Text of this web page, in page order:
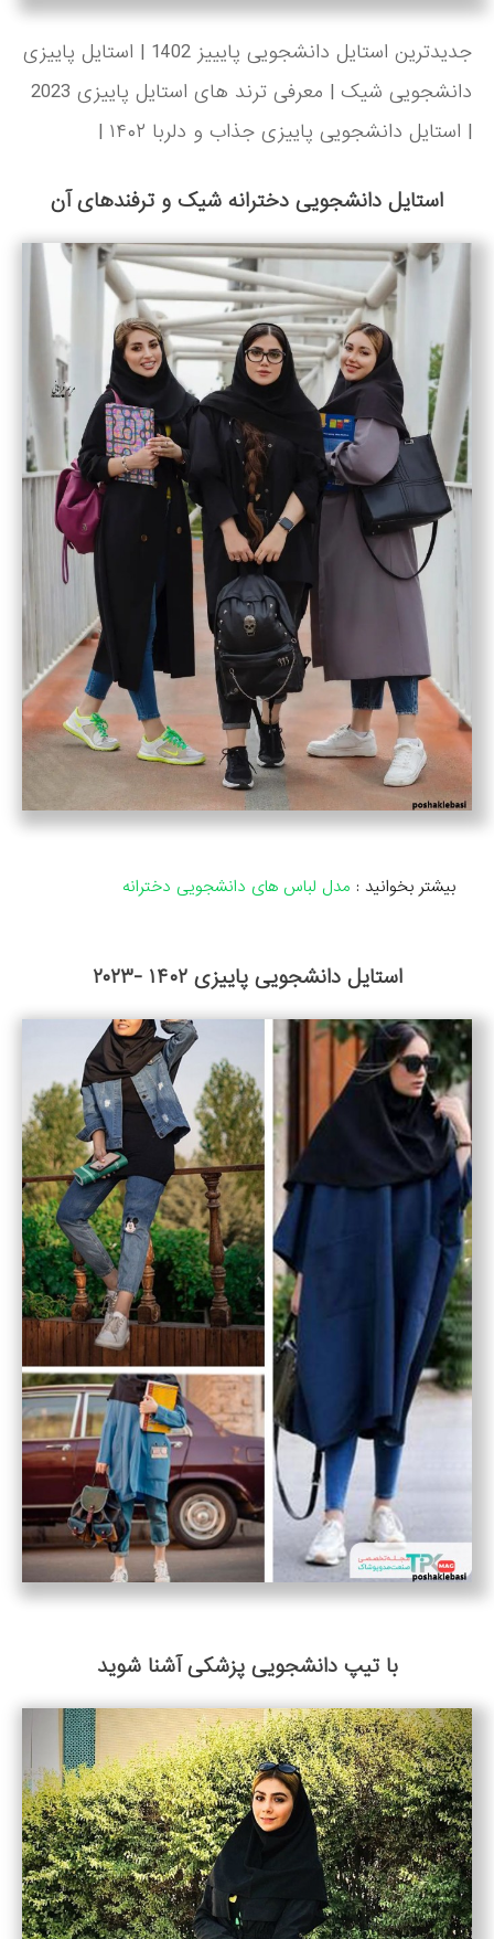
جدیدترین استایل دانشجویی پایییز 1402 | استایل پاییزی
دانشجویی شیک | معرفی ترند های استایل پاییزی 2023
| استایل دانشجویی پاییزی جذاب و دلربا ۱۴۰۲ |
استایل دانشجویی دخترانه شیک و ترفندهای آن
بیشتر بخوانید : مدل لباس های دانشجویی دخترانه
استایل دانشجویی پاییزی ۱۴۰۲ -۲۰۲۳
با تیپ دانشجویی پزشکی آشنا شوید